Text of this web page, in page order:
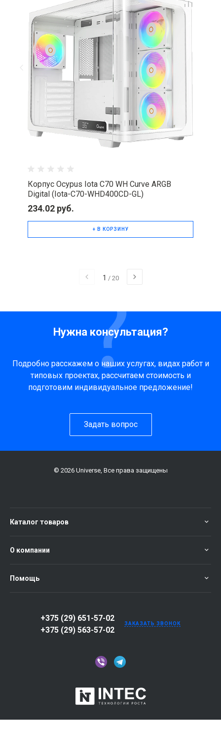
Корпус Ocypus Iota C70 WH Curve ARGB
Digital (Iota-C70-WHD400CD-GL)
234.02 руб.
+ В КОРЗИНУ
1 / 20
Нужна консультация?
Подробно расскажем о наших услугах, видах работ и
типовых проектах, рассчитаем стоимость и
подготовим индивидуальное предложение!
Задать вопрос
© 2026 Universe, Все права защищены
Каталог товаров
О компании
Помощь
+375 (29) 651-57-02
+375 (29) 563-57-02
ЗАКАЗАТЬ ЗВОНОК